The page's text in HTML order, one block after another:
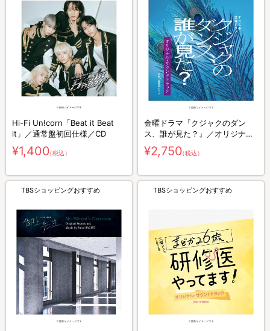
Hi-Fi Un!corn「Beat it Beat
it」／通常盤初回仕様／CD
¥1,400（税込）
金曜ドラマ『クジャクのダン
ス、誰が見た？』／オリジナ
ル・サウンドトラック／CD
¥2,750（税込）
TBSショッピングおすすめ TBSショッピングおすすめ